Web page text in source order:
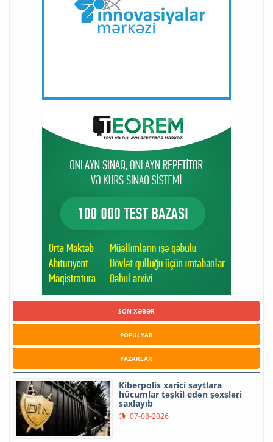
SON XƏBƏR
POPULYAR
YAZARLAR
Kiberpolis xarici saytlara
hücumlar təşkil edən şəxsləri
saxlayıb
07-08-2026